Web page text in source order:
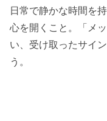
日常で静かな時間を
心を開くこと。「メ
い、受け取ったサイ
う。